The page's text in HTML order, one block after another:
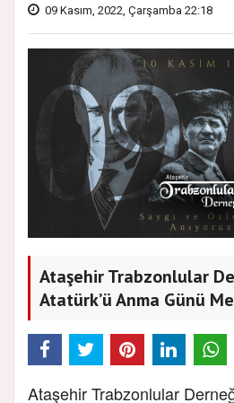
09 Kasım, 2022, Çarşamba 22:18
Ataşehir Trabzonlular
Atatürk’ü Anma Günü
Ataşehir Trabzonlular